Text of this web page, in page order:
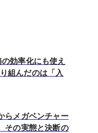
効率化にも使え
組んだのは「入
らメガベンチャー
その実態と決断の